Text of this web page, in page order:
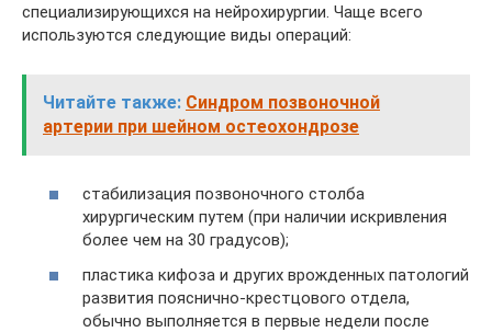
специализирующихся на нейрохирургии. Чаще всего
используются следующие виды операций:
Читайте также: Синдром позвоночной
артерии при шейном остеохондрозе
стабилизация позвоночного столба
хирургическим путем (при наличии искривления
более чем на 30 градусов);
пластика кифоза и других врожденных патологий
развития пояснично-крестцового отдела,
обычно выполняется в первые недели после